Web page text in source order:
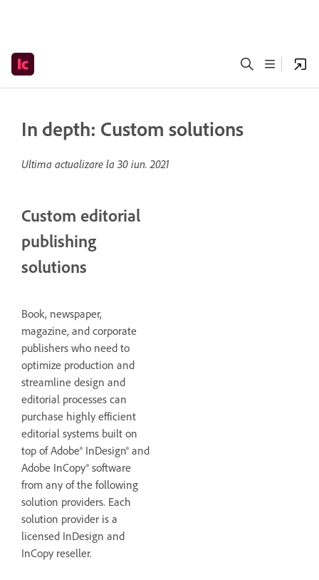
In depth: Custom solutions
Ultima actualizare la 30 iun. 2021
Custom editorial
publishing
solutions
Book, newspaper,
magazine, and corporate
publishers who need to
optimize production and
streamline design and
editorial processes can
purchase highly efficient
editorial systems built on
top of Adobe® InDesign® and
Adobe InCopy® software
from any of the following
solution providers. Each
solution provider is a
licensed InDesign and
InCopy reseller.